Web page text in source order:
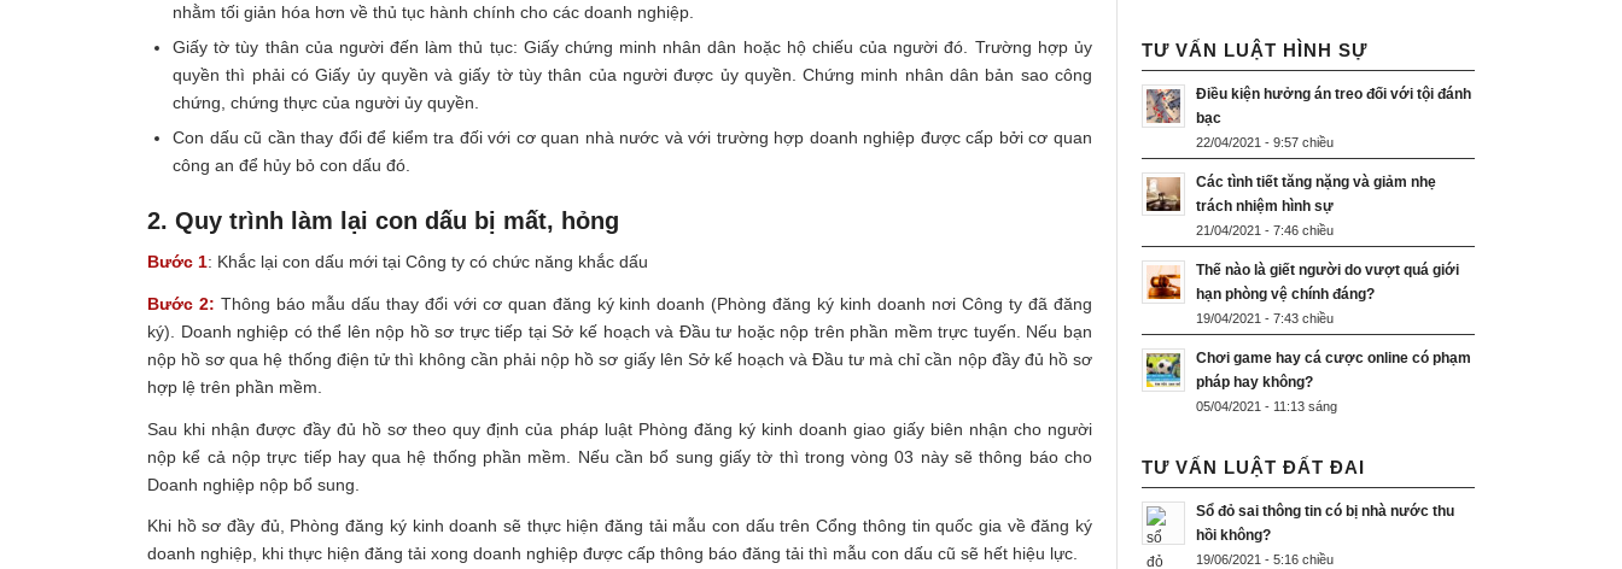
nhằm tối giản hóa hơn về thủ tục hành chính cho các doanh nghiệp.
Giấy tờ tùy thân của người đến làm thủ tục: Giấy chứng minh nhân dân hoặc hộ chiếu của người đó. Trường hợp ủy
quyền thì phải có Giấy ủy quyền và giấy tờ tùy thân của người được ủy quyền. Chứng minh nhân dân bản sao công
chứng, chứng thực của người ủy quyền.
Con dấu cũ cần thay đổi để kiểm tra đối với cơ quan nhà nước và với trường hợp doanh nghiệp được cấp bởi cơ quan
công an để hủy bỏ con dấu đó.
2. Quy trình làm lại con dấu bị mất, hỏng
Bước 1: Khắc lại con dấu mới tại Công ty có chức năng khắc dấu
Bước 2: Thông báo mẫu dấu thay đổi với cơ quan đăng ký kinh doanh (Phòng đăng ký kinh doanh nơi Công ty đã đăng
ký). Doanh nghiệp có thể lên nộp hồ sơ trực tiếp tại Sở kế hoạch và Đầu tư hoặc nộp trên phần mềm trực tuyến. Nếu bạn
nộp hồ sơ qua hệ thống điện tử thì không cần phải nộp hồ sơ giấy lên Sở kế hoạch và Đầu tư mà chỉ cần nộp đầy đủ hồ sơ
hợp lệ trên phần mềm.
Sau khi nhận được đầy đủ hồ sơ theo quy định của pháp luật Phòng đăng ký kinh doanh giao giấy biên nhận cho người
nộp kể cả nộp trực tiếp hay qua hệ thống phần mềm. Nếu cần bổ sung giấy tờ thì trong vòng 03 này sẽ thông báo cho
Doanh nghiệp nộp bổ sung.
Khi hồ sơ đầy đủ, Phòng đăng ký kinh doanh sẽ thực hiện đăng tải mẫu con dấu trên Cổng thông tin quốc gia về đăng ký
doanh nghiệp, khi thực hiện đăng tải xong doanh nghiệp được cấp thông báo đăng tải thì mẫu con dấu cũ sẽ hết hiệu lực.
TƯ VẤN LUẬT HÌNH SỰ
Điều kiện hưởng án treo đối với tội đánh
bạc
22/04/2021 - 9:57 chiều
Các tình tiết tăng nặng và giảm nhẹ
trách nhiệm hình sự
21/04/2021 - 7:46 chiều
Thế nào là giết người do vượt quá giới
hạn phòng vệ chính đáng?
19/04/2021 - 7:43 chiều
Chơi game hay cá cược online có phạm
pháp hay không?
05/04/2021 - 11:13 sáng
TƯ VẤN LUẬT ĐẤT ĐAI
Sổ đỏ sai thông tin có bị nhà nước thu
hồi không?
19/06/2021 - 5:16 chiều